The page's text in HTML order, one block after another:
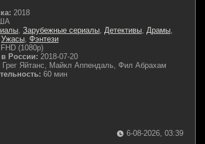
2018
, Зарубежные сериалы, Детективы, Драмы,
Ужасы, Фэнтези
FHD (1080p)
России: 2018-07-20
Грег Яйтанс, Майкл Аппендаль, Фил Абрахам
60 мин
6-08-2026, 03:39